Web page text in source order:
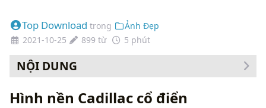
Top Download trong
Ảnh Đẹp
2021-10-25
899 từ 5 phút
NỘI DUNG
Hình nền Cadillac cổ điển